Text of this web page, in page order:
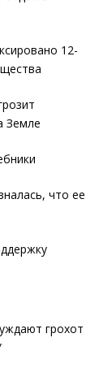
12-
Земле
что ее
грохот